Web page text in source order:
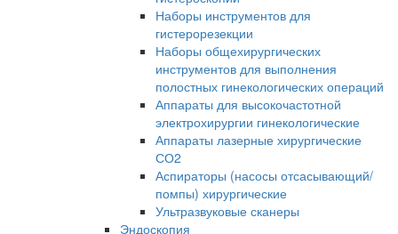
Наборы инструментов для
гистерорезекции
Наборы общехирургических
инструментов для выполнения
полостных гинекологических операций
Аппараты для высокочастотной
электрохирургии гинекологические
Аппараты лазерные хирургические
СО2
Аспираторы (насосы отсасывающий/
помпы) хирургические
Ультразвуковые сканеры
Эндоскопия